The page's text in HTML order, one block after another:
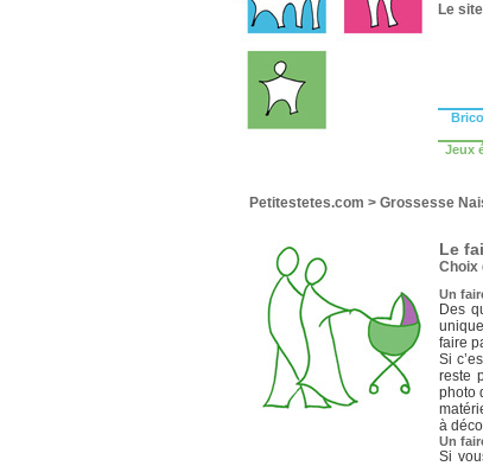
Le
Jeux
Petitestetes.com > Grossesse
Le
Choix
Un
Des
faire
Si
reste
photo
à
Un
Si